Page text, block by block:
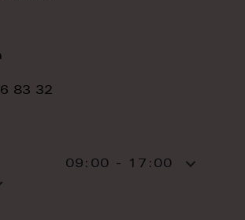
83 32
09:00 - 17:00